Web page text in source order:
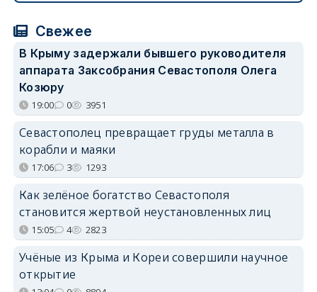
Свежее
В Крыму задержали бывшего руководителя
аппарата Заксобрания Севастополя Олега
Козюру
19:00 0 3951
Севастополец превращает груды металла в
корабли и маяки
17:06 3 1293
Как зелёное богатство Севастополя
становится жертвой неустановленных лиц
15:05 4 2823
Учёные из Крыма и Кореи совершили научное
открытие